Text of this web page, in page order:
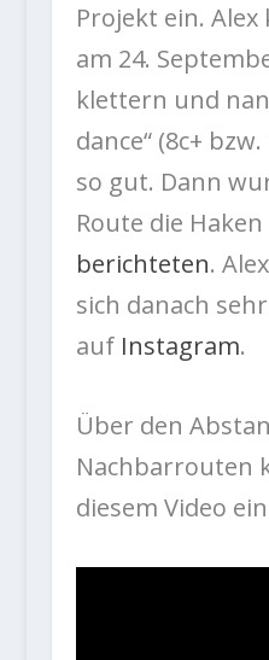
Projekt ein.
am 24.
klettern und
dance“ (8c+
so gut. Dann
Route die
berichteten.
sich danach
auf Instagram.
Über den
Nachbarrouten
diesem Video